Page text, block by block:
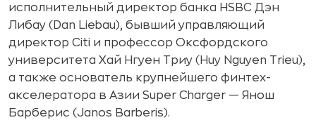
исполнительный директор банка HSBC Дэн
Либау (Dan Liebau), бывший управляющий
директор Citi и профессор Оксфордского
университета Хай Нгуен Триу (Huy Nguyen Trieu),
а также основатель крупнейшего финтех-
акселератора в Азии Super Charger — Янош
Барберис (Janos Barberis).